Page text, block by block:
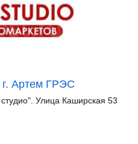
г. Артем ГРЭС
Улица Каширская 53